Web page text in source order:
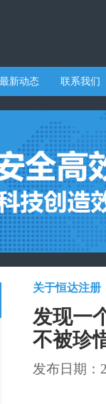
最新动态 联系我们
关于恒达注册
发现一
不被珍
发布日期：